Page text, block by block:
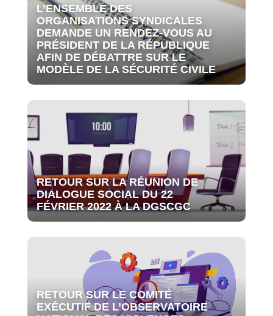
L’ENSEMBLE DES
ORGANISATIONS SYNDICALES
DEMANDE UN RENDEZ-VOUS AU
PRÉSIDENT DE LA RÉPUBLIQUE
AFIN DE DÉBATTRE SUR LE
MODÈLE DE LA SÉCURITÉ CIVILE
RETOUR SUR LA RÉUNION DE
DIALOGUE SOCIAL DU 22
FÉVRIER 2022 À LA DGSCGC
RETOUR SUR LE COMITÉ
EXÉCUTIF DE L’OBSERVATOIRE